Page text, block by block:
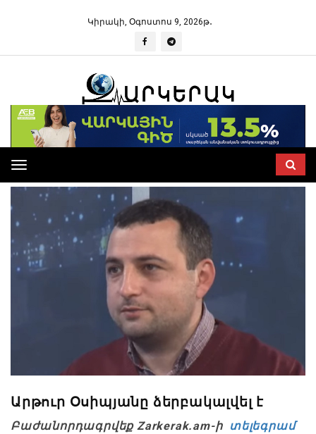
Կիրակի, Օգոստոս 9, 2026թ․
Toggle
navigation
Արթուր Օսիպյանը ձերբակալվել է
Բաժանորդագրվեք Zarkerak.am-ի տելեգրամ